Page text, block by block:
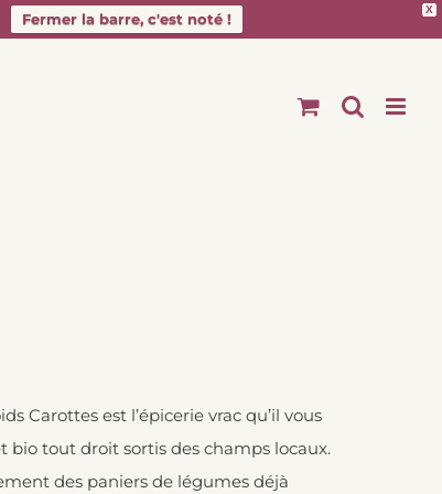
X
Fermer la barre, c'est noté !
Carottes est l’épicerie vrac qu’il vous
bio tout droit sortis des champs locaux.
des paniers de légumes déjà